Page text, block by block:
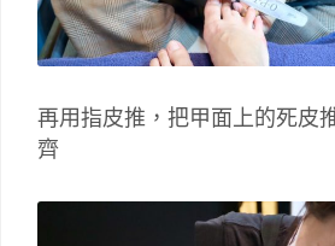
再用指皮推，把甲面上的死皮
齊